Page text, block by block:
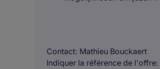
Contact Mathieu Bouckaert
Indiquer la référence de l'offre